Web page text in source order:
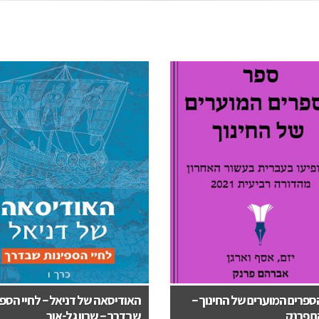
המוערים של החינוך –
פרנק
האודיסאה של דניאל – לחיי
שבדרך – שרון גל-אור